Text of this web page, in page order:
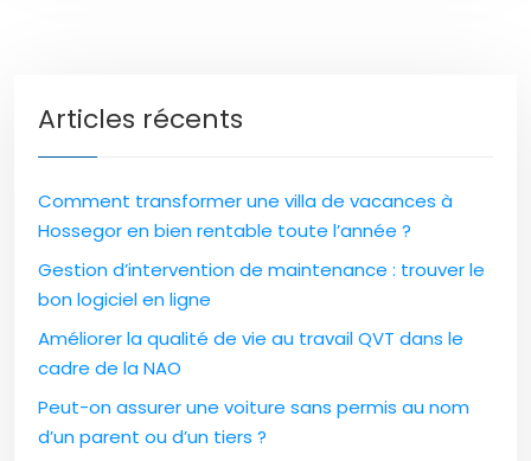
Articles récents
Comment transformer une villa de vacances à
Hossegor en bien rentable toute l’année ?
Gestion d’intervention de maintenance : trouver le
bon logiciel en ligne
Améliorer la qualité de vie au travail QVT dans le
cadre de la NAO
Peut-on assurer une voiture sans permis au nom
d’un parent ou d’un tiers ?